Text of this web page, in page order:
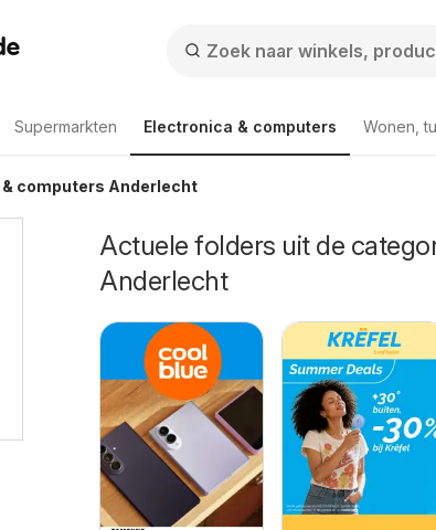
Supermarkten Electronica & computers Wonen,
computers Anderlecht
Actuele folders uit de
Anderlecht